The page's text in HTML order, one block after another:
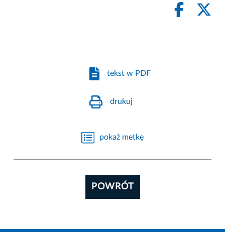
tekst w PDF
drukuj
pokaż metkę
POWRÓT